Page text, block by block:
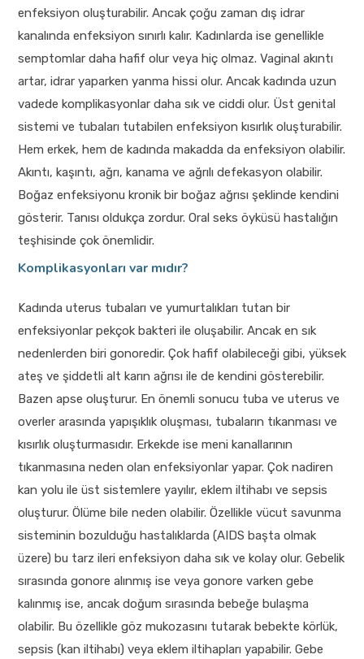
enfeksiyon oluşturabilir. Ancak çoğu zaman dış idrar
kanalında enfeksiyon sınırlı kalır. Kadınlarda ise genellikle
semptomlar daha hafif olur veya hiç olmaz. Vaginal akıntı
artar, idrar yaparken yanma hissi olur. Ancak kadında uzun
vadede komplikasyonlar daha sık ve ciddi olur. Üst genital
sistemi ve tubaları tutabilen enfeksiyon kısırlık oluşturabilir.
Hem erkek, hem de kadında makadda da enfeksiyon olabilir.
Akıntı, kaşıntı, ağrı, kanama ve ağrılı defekasyon olabilir.
Boğaz enfeksiyonu kronik bir boğaz ağrısı şeklinde kendini
gösterir. Tanısı oldukça zordur. Oral seks öyküsü hastalığın
teşhisinde çok önemlidir.
Komplikasyonları var mıdır?
Kadında uterus tubaları ve yumurtalıkları tutan bir
enfeksiyonlar pekçok bakteri ile oluşabilir. Ancak en sık
nedenlerden biri gonoredir. Çok hafif olabileceği gibi, yüksek
ateş ve şiddetli alt karın ağrısı ile de kendini gösterebilir.
Bazen apse oluşturur. En önemli sonucu tuba ve uterus ve
overler arasında yapışıklık oluşması, tubaların tıkanması ve
kısırlık oluşturmasıdır. Erkekde ise meni kanallarının
tıkanmasına neden olan enfeksiyonlar yapar. Çok nadiren
kan yolu ile üst sistemlere yayılır, eklem iltihabı ve sepsis
oluşturur. Ölüme bile neden olabilir. Özellikle vücut savunma
sisteminin bozulduğu hastalıklarda (AIDS başta olmak
üzere) bu tarz ileri enfeksiyon daha sık ve kolay olur. Gebelik
sırasında gonore alınmış ise veya gonore varken gebe
kalınmış ise, ancak doğum sırasında bebeğe bulaşma
olabilir. Bu özellikle göz mukozasını tutarak bebekte körlük,
sepsis (kan iltihabı) veya eklem iltihapları yapabilir. Gebe